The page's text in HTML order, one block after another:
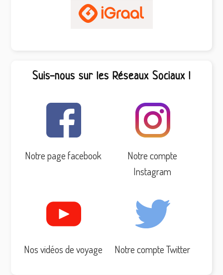
Suis-nous sur les Réseaux Sociaux !
Notre page facebook
Notre compte
Instagram
Nos vidéos de voyage Notre compte Twitter